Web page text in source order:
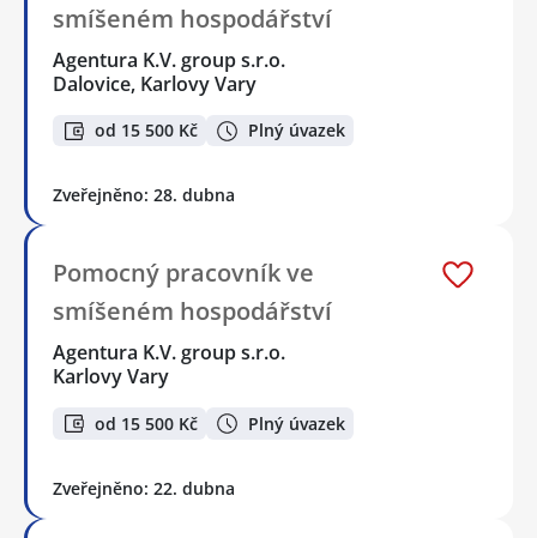
smíšeném hospodářství
Agentura K.V. group s.r.o.
Dalovice, Karlovy Vary
od 15 500 Kč Plný úvazek
Zveřejněno: 28. dubna
Pomocný pracovník ve
smíšeném hospodářství
Agentura K.V. group s.r.o.
Karlovy Vary
od 15 500 Kč Plný úvazek
Zveřejněno: 22. dubna